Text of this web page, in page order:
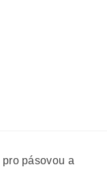
pásovou a